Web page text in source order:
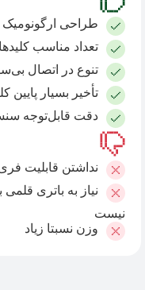
طراحی
تعداد مناسب کلیدها
تنوع در اتصال
تأخیر بسیار پایین
دقت قابل‌توجه
نداشتن قابلیت
نیاز به باتری
نیست
وزن نسبتا زیاد